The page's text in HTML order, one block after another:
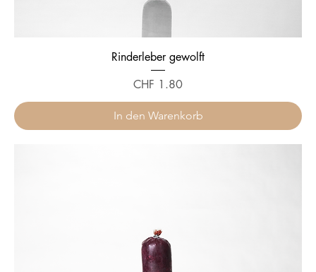
Rinderleber gewolft
Preis
CHF 1.80
In den Warenkorb